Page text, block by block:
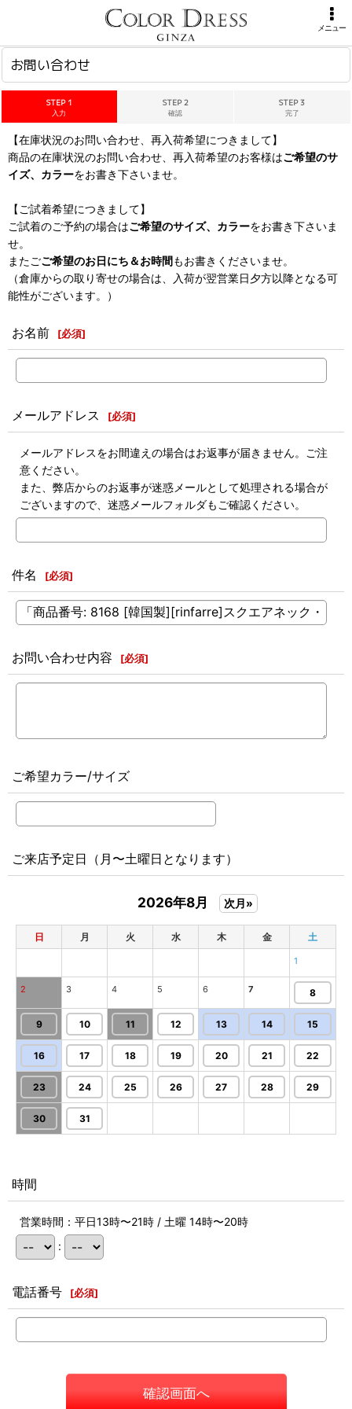
メニュー
お問い合わせ
STEP 1
入力
STEP 2
確認
STEP 3
完了
【在庫状況のお問い合わせ、再入荷希望につきまして】
商品の在庫状況のお問い合わせ、再入荷希望のお客様はご希望のサ
イズ、カラーをお書き下さいませ。
【ご試着希望につきまして】
ご試着のご予約の場合はご希望のサイズ、カラーをお書き下さいま
せ。
またごご希望のお日にち＆お時間もお書きくださいませ。
（倉庫からの取り寄せの場合は、入荷が翌営業日夕方以降となる可
能性がございます。）
お名前 [必須]
メールアドレス [必須]
メールアドレスをお間違えの場合はお返事が届きません。ご注
意ください。
また、弊店からのお返事が迷惑メールとして処理される場合が
ございますので、迷惑メールフォルダもご確認ください。
件名 [必須]
お問い合わせ内容 [必須]
ご希望カラー/サイズ
ご来店予定日（月〜土曜日となります）
2026年8月 次月»
日 月 火 水 木 金 土
1
2 3 4 5 6 7 8
9 10 11 12 13 14 15
16 17 18 19 20 21 22
23 24 25 26 27 28 29
30 31
時間
営業時間：平日13時〜21時 / 土曜 14時〜20時
:
電話番号 [必須]
確認画面へ